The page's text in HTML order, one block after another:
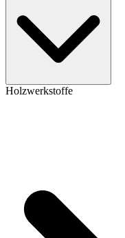
Holzwerkstoffe